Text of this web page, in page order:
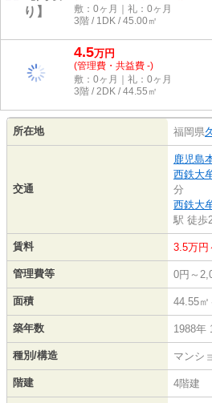
敷：0ヶ月｜礼：0ヶ月
3階 / 1DK / 45.00㎡
4.5万円
(管理費・共益費 -)
敷：0ヶ月｜礼：0ヶ月
3階 / 2DK / 44.55㎡
所在地 福岡県
交通
鹿児島
西鉄大
分
西鉄大
駅 徒歩
賃料 3.5万円
管理費等 0円～
面積 44.55㎡
築年数 1988年
種別/構造 マンシ
階建 4階建